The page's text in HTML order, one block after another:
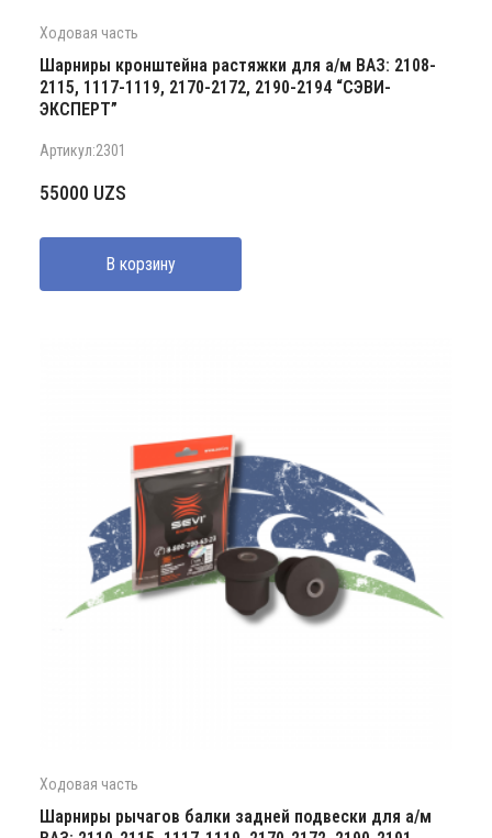
Ходовая часть
Шарниры кронштейна растяжки для а/м ВАЗ: 2108-
2115, 1117-1119, 2170-2172, 2190-2194 “СЭВИ-
ЭКСПЕРТ”
Артикул:2301
55000 UZS
В корзину
Ходовая часть
Шарниры рычагов балки задней подвески для а/м